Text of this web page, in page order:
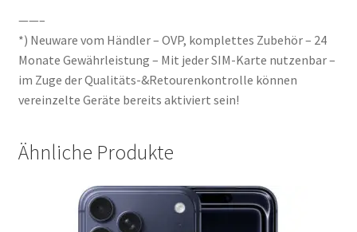
——–
*) Neuware vom Händler – OVP, komplettes Zubehör – 24
Monate Gewährleistung – Mit jeder SIM-Karte nutzenbar –
im Zuge der Qualitäts-&Retourenkontrolle können
vereinzelte Geräte bereits aktiviert sein!
Ähnliche Produkte